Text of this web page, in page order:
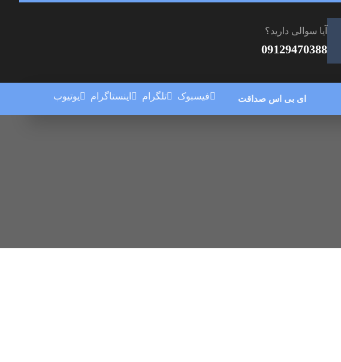
آیا سوالی دارید؟
09129470388
ای بی اس صداقت فیسبوک تلگرام اینستاگرام یوتیوب